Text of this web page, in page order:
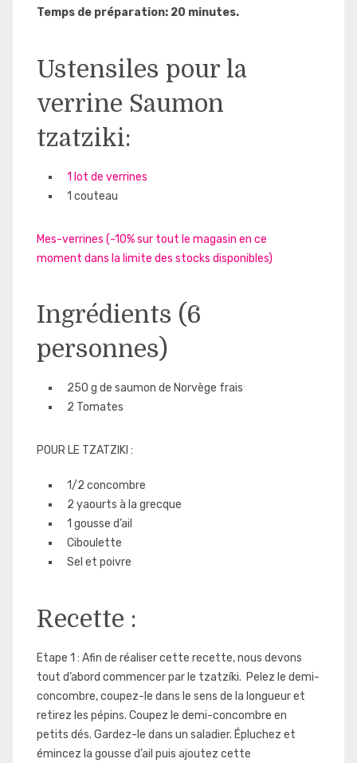
Temps de préparation: 20 minutes.
Ustensiles pour la
verrine Saumon
tzatziki:
1 lot de verrines
1 couteau
Mes-verrines (-10% sur tout le magasin en ce
moment dans la limite des stocks disponibles)
Ingrédients (6
personnes)
250 g de saumon de Norvège frais
2 Tomates
POUR LE TZATZIKI :
1/2 concombre
2 yaourts à la grecque
1 gousse d’ail
Ciboulette
Sel et poivre
Recette :
Etape 1 : Afin de réaliser cette recette, nous devons
tout d’abord commencer par le tzatzíki. Pelez le demi-
concombre, coupez-le dans le sens de la longueur et
retirez les pépins. Coupez le demi-concombre en
petits dés. Gardez-le dans un saladier. Épluchez et
émincez la gousse d’ail puis ajoutez cette